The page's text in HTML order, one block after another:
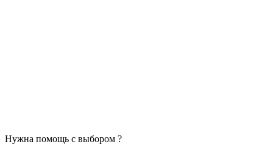
Нужна помощь с выбором ?